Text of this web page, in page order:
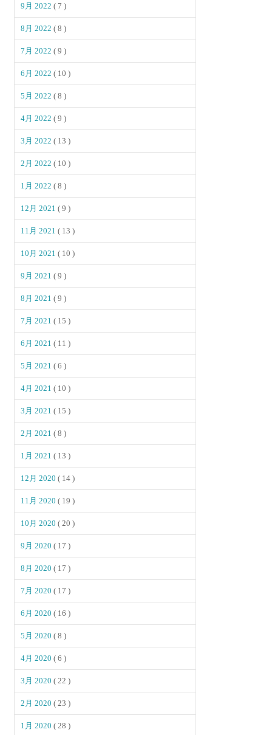
9月 2022( 7 )
8月 2022( 8 )
7月 2022( 9 )
6月 2022( 10 )
5月 2022( 8 )
4月 2022( 9 )
3月 2022( 13 )
2月 2022( 10 )
1月 2022( 8 )
12月 2021( 9 )
11月 2021( 13 )
10月 2021( 10 )
9月 2021( 9 )
8月 2021( 9 )
7月 2021( 15 )
6月 2021( 11 )
5月 2021( 6 )
4月 2021( 10 )
3月 2021( 15 )
2月 2021( 8 )
1月 2021( 13 )
12月 2020( 14 )
11月 2020( 19 )
10月 2020( 20 )
9月 2020( 17 )
8月 2020( 17 )
7月 2020( 17 )
6月 2020( 16 )
5月 2020( 8 )
4月 2020( 6 )
3月 2020( 22 )
2月 2020( 23 )
1月 2020( 28 )